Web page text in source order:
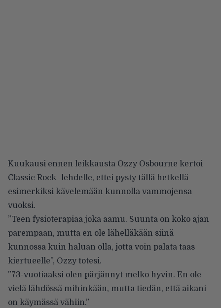
Kuukausi ennen leikkausta Ozzy Osbourne kertoi
Classic Rock -lehdelle, ettei pysty tällä hetkellä
esimerkiksi kävelemään kunnolla vammojensa
vuoksi.
”Teen fysioterapiaa joka aamu. Suunta on koko ajan
parempaan, mutta en ole lähelläkään siinä
kunnossa kuin haluan olla, jotta voin palata taas
kiertueelle”, Ozzy totesi.
”73-vuotiaaksi olen pärjännyt melko hyvin. En ole
vielä lähdössä mihinkään, mutta tiedän, että aikani
on käymässä vähiin.”